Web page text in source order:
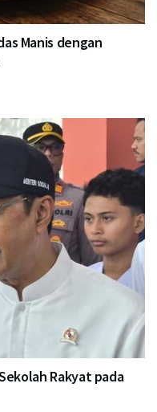
Manis dengan
Rakyat pada